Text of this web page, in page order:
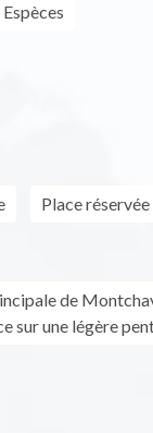
Espèces
Place
de
sur une légère